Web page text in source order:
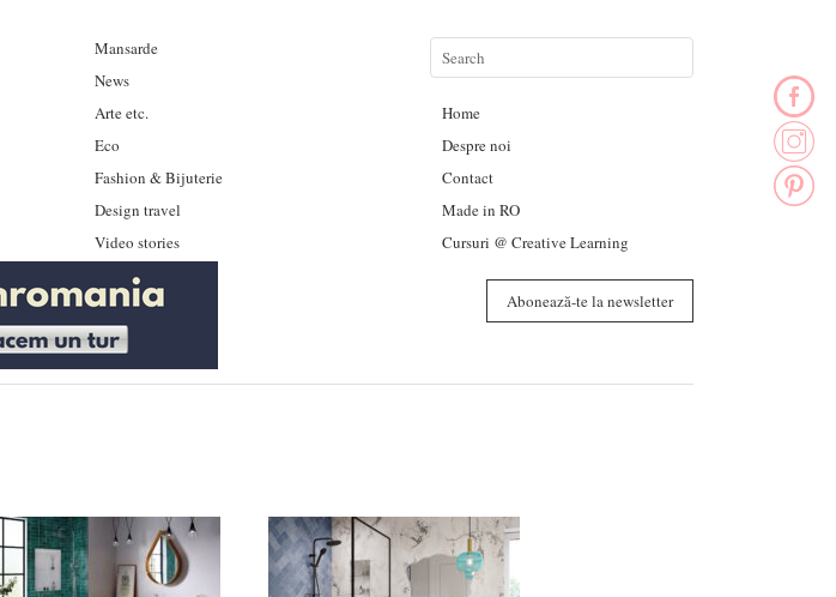
Mansarde
News
Arte etc.
Eco
Fashion & Bijuterie
Design travel
Video stories
Home
Despre noi
Contact
Made in RO
Cursuri @ Creative Learning
Abonează-te la newsletter